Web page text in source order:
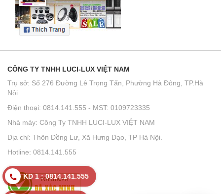
CÔNG TY TNHH LUCI-LUX VIỆT NAM
Trụ sở: Số 276 Đường Lê Trọng Tấn, Phường Hà Đông, TP.Hà
Nội
Điện thoại: 0814.141.555 - MST: 0109723335
Nhà máy: Công Ty TNHH LUCI-LUX VIỆT NAM
Địa chỉ: Thôn Đồng Lư, Xã Hưng Đạo, TP Hà Nội.
Hotline: 0814.141.555
KD 1 : 0814.141.555